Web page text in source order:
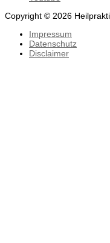
Copyright © 2026
Impressum
Datenschutz
Disclaimer